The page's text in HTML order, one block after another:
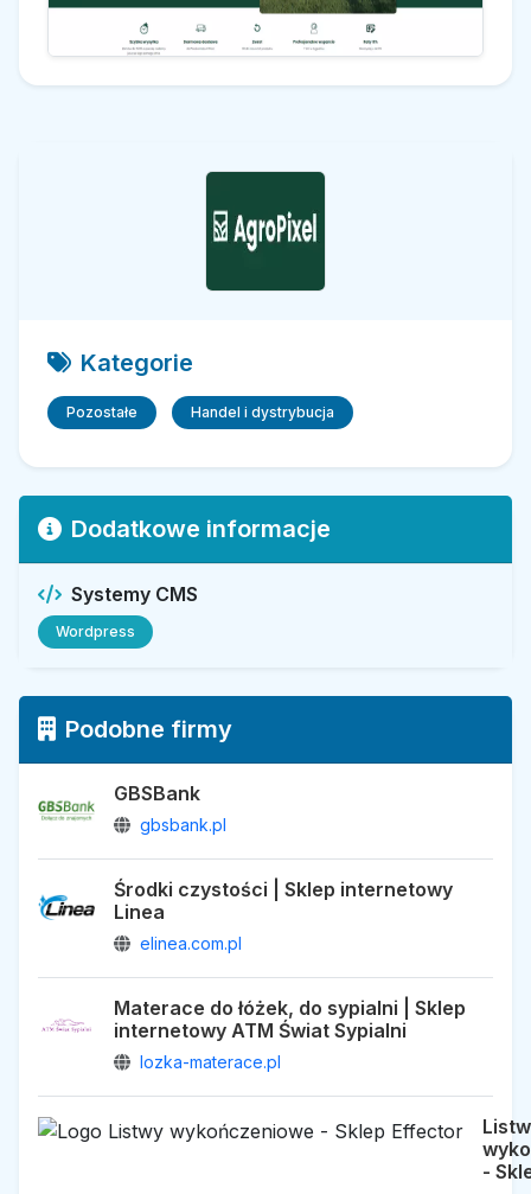
Kategorie
Pozostałe Handel i dystrybucja
Dodatkowe informacje
Systemy CMS
Wordpress
Podobne firmy
GBSBank
gbsbank.pl
Środki czystości | Sklep internetowy
Linea
elinea.com.pl
Materace do łóżek, do sypialni | Sklep
internetowy ATM Świat Sypialni
lozka-materace.pl
-